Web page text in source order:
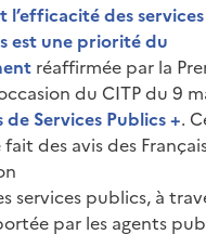
l’efficacité des
est une priorité du
réaffirmée par la
du CITP du 9
de Services Publics +.
des avis des
services publics, à
par les agents